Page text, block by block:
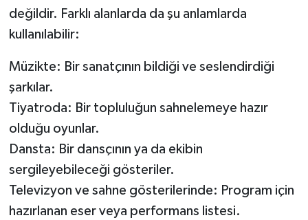
değildir. Farklı alanlarda da şu anlamlarda
kullanılabilir:
Müzikte: Bir sanatçının bildiği ve seslendirdiği
şarkılar.
Tiyatroda: Bir topluluğun sahnelemeye hazır
olduğu oyunlar.
Dansta: Bir dansçının ya da ekibin
sergileyebileceği gösteriler.
Televizyon ve sahne gösterilerinde: Program için
hazırlanan eser veya performans listesi.